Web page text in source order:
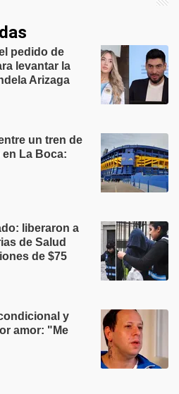
pedido de
levantar la
Arizaga
un tren de
La Boca:
liberaron a
de Salud
de $75
y
amor: "Me